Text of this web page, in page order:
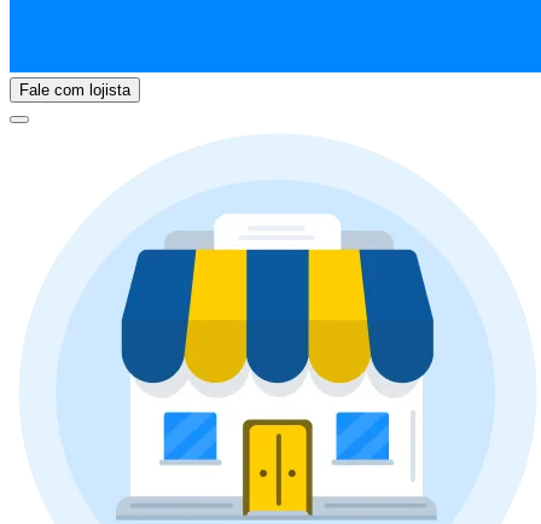
Fale com lojista